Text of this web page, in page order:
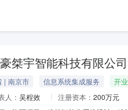
桀宇智能科技有限公司
| 南京市 信息系统集成服务
开业
人： 吴程效 注册资本： 200万元